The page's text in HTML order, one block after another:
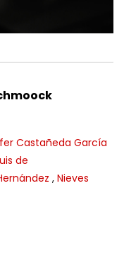
Castañeda García
de
, Nieves